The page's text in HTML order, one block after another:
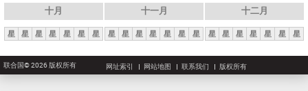
十月
星 星 星 星 星 星 星
十一月
星 星 星 星 星 星 星
十二月
星 星 星 星 星 星 星
联合国© 2026 版权所有 网址索引 网站地图 联系我们 版权所有